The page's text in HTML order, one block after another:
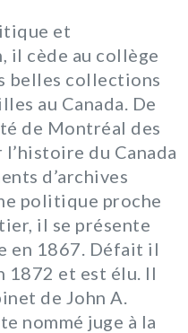
et
il cède au collège
belles collections
au Canada. De
de Montréal des
l’histoire du Canada
d’archives
politique proche
il se présente
en 1867. Défait il
1872 et est élu. Il
de John A.
nommé juge à la